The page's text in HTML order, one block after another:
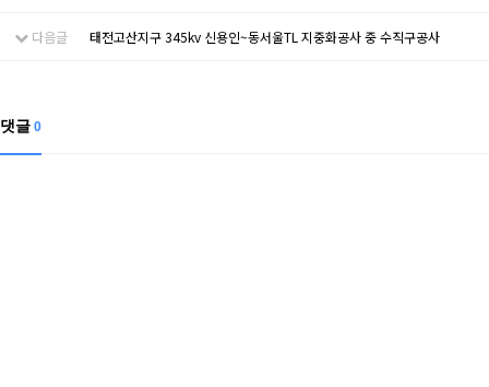
다음글 태전고산지구 345kv 신용인~동서울TL 지중화공사 중 수직구공사
댓글 0